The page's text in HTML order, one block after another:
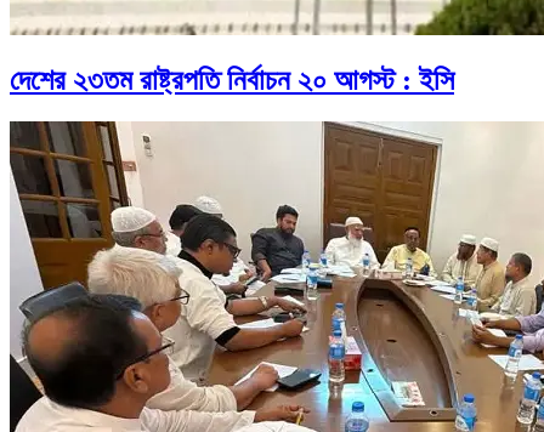
দেশের ২৩তম রাষ্ট্রপতি নির্বাচন ২০ আগস্ট : ইসি